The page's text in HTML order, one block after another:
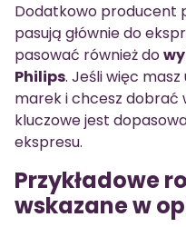
Dodatkowo producent
pasują głównie do
pasować również do
Philips. Jeśli więc
marek i chcesz dobrać
kluczowe jest
ekspresu.
Przykładowe
wskazane w